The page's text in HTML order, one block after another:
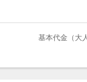
基本代金（大